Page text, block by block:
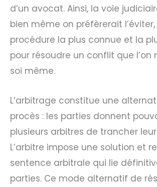
d’un avocat. Ainsi, la voie
bien même on préfèrerait
procédure la plus connue et la
pour résoudre un conflit que l’on
soi même.
L’arbitrage constitue une
procès : les parties donnent
plusieurs arbitres de trancher
L’arbitre impose une solution et
sentence arbitrale qui lie
parties. Ce mode alternatif de